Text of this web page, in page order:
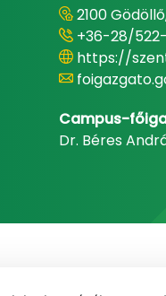
2100
+36-28/
https://
Campus-
Dr. Béres